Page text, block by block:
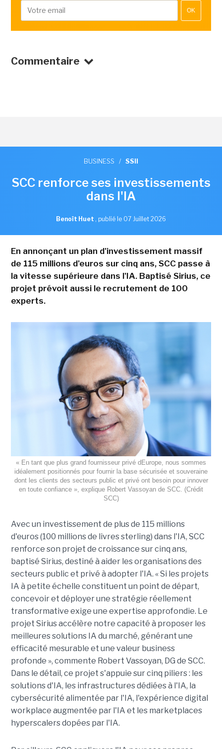
OK
Commentaire
BUSINESS / SSII
SCC renforce ses investissements
dans l'IA
Benoît Huet , publié le 07 Juillet 2026
En annonçant un plan d'investissement massif
de 115 millions d'euros sur cinq ans, SCC passe à
la vitesse supérieure dans l'IA. Baptisé Sirius, ce
projet prévoit aussi le recrutement de 100
experts.
« En tant que plus grand fournisseur privé dEurope, nous sommes
idéalement positionnés pour fournir la base sécurisée et souveraine
dont les clients des secteurs public et privé ont besoin pour innover
en toute confiance », explique Robert Vassoyan de SCC. (Crédit
SCC)
Avec un investissement de plus de 115 millions
d'euros (100 millions de livres sterling) dans l'IA, SCC
renforce son projet de croissance sur cinq ans,
baptisé Sirius, destiné à aider les organisations des
secteurs public et privé à adopter l'IA. « Si les projets
IA à petite échelle constituent un point de départ,
concevoir et déployer une stratégie réellement
transformative exige une expertise approfondie. Le
projet Sirius accélère notre capacité à proposer les
meilleures solutions IA du marché, générant une
efficacité mesurable et une valeur business
profonde », commente Robert Vassoyan, DG de SCC.
Dans le détail, ce projet s'appuie sur cinq piliers : les
solutions d'IA, les infrastructures dédiées à l'IA, la
cybersécurité alimentée par l'IA, l'expérience digital
workplace augmentée par l'IA et les marketplaces
hyperscalers dopées par l'IA.